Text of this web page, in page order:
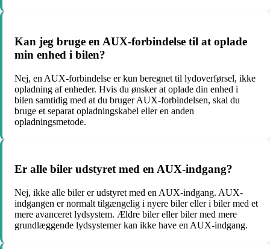
Kan jeg bruge en AUX-forbindelse til at oplade
min enhed i bilen?
Nej, en AUX-forbindelse er kun beregnet til lydoverførsel, ikke
opladning af enheder. Hvis du ønsker at oplade din enhed i
bilen samtidig med at du bruger AUX-forbindelsen, skal du
bruge et separat opladningskabel eller en anden
opladningsmetode.
Er alle biler udstyret med en AUX-indgang?
Nej, ikke alle biler er udstyret med en AUX-indgang. AUX-
indgangen er normalt tilgængelig i nyere biler eller i biler med et
mere avanceret lydsystem. Ældre biler eller biler med mere
grundlæggende lydsystemer kan ikke have en AUX-indgang.